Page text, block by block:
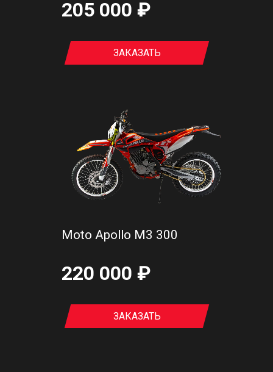
205 000 ₽
ЗАКАЗАТЬ
Moto Apollo M3 300
220 000 ₽
ЗАКАЗАТЬ